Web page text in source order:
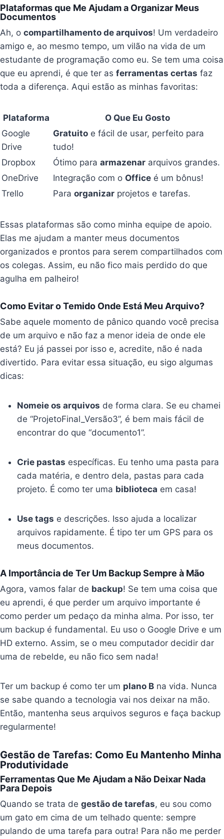
Plataformas que Me Ajudam a Organizar Meus
Documentos
Ah, ocompartilhamento de arquivos! Um verdadeiro
amigo e, ao mesmo tempo, um vilão na vida de um
estudante de programação como eu. Se tem uma coisa
que eu aprendi, é que ter asferramentas certas faz
toda a diferença. Aqui estão as minhas favoritas:
Plataforma
O Que Eu Gosto
Google
Drive
Gratuito e fácil de usar, perfeito para
tudo!
Dropbox
Ótimo paraarmazenar arquivos grandes.
OneDrive
Integração com o Office é um bônus!
Trello
Paraorganizar projetos e tarefas.
Essas plataformas são como minha equipe de apoio.
Elas me ajudam a manter meus documentos
organizados e prontos para serem compartilhados com
os colegas. Assim, eu não fico mais perdido do que
agulha em palheiro!
Como Evitar o Temido Onde Está Meu Arquivo?
Sabe aquele momento de pânico quando você precisa
de um arquivo e não faz a menor ideia de onde ele
está? Eu já passei por isso e, acredite, não é nada
divertido. Para evitar essa situação, eu sigo algumas
dicas:
Nomeie os arquivos de forma clara. Se eu chamei
de “ProjetoFinal_Versão3”, é bem mais fácil de
encontrar do que “documento1”.
Crie pastas específicas. Eu tenho uma pasta para
cada matéria, e dentro dela, pastas para cada
projeto. É como ter uma biblioteca em casa!
Use tags e descrições. Isso ajuda a localizar
arquivos rapidamente. É tipo ter um GPS para os
meus documentos.
A Importância de Ter Um Backup Sempre à Mão
Agora, vamos falar de backup! Se tem uma coisa que
eu aprendi, é que perder um arquivo importante é
como perder um pedaço da minha alma. Por isso, ter
um backup é fundamental. Eu uso o Google Drive e um
HD externo. Assim, se o meu computador decidir dar
uma de rebelde, eu não fico sem nada!
Ter um backup é como ter um plano B na vida. Nunca
se sabe quando a tecnologia vai nos deixar na mão.
Então, mantenha seus arquivos seguros e faça backup
regularmente!
Gestão de Tarefas: Como Eu Mantenho Minha
Produtividade
Ferramentas Que Me Ajudam a Não Deixar Nada
Para Depois
Quando se trata degestão de tarefas, eu sou como
um gato em cima de um telhado quente: sempre
pulando de uma tarefa para outra! Para não me perder